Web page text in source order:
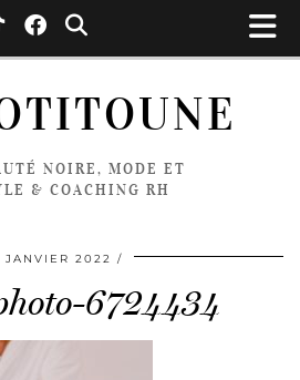
NOIRE, MODE ET
& COACHING RH
JANVIER 2022
6724434